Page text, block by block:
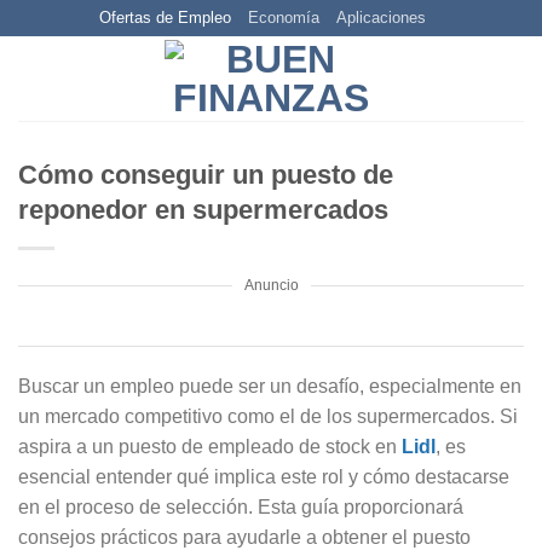
Ofertas de Empleo Economía Aplicaciones
Cómo conseguir un puesto de
reponedor en supermercados
Anuncio
Buscar un empleo puede ser un desafío, especialmente en
un mercado competitivo como el de los supermercados. Si
aspira a un puesto de empleado de stock en Lidl , es
esencial entender qué implica este rol y cómo destacarse
en el proceso de selección. Esta guía proporcionará
consejos prácticos para ayudarle a obtener el puesto